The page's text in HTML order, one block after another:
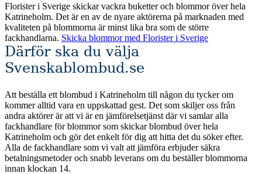
Florister i Sverige skickar vackra buketter och blommor över hela
Katrineholm. Det är en av de nyare aktörerna på marknaden med
kvaliteten på blommorna är minst lika bra som de större
fackhandlarna. Skicka blommor med Florister i Sverige
Därför ska du välja
Svenskablombud.se
Att beställa ett blombud i Katrineholm till någon du tycker om
kommer alltid vara en uppskattad gest. Det som skiljer oss från
andra aktörer är att vi är en jämförelsetjänst där vi samlar alla
fackhandlare för blommor som skickar blombud över hela
Katrineholm och gör det enkelt för dig att hitta det du söker efter.
Alla de fackhandlare som vi valt att jämföra erbjuder säkra
betalningsmetoder och snabb leverans om du beställer blommorna
innan klockan 14.